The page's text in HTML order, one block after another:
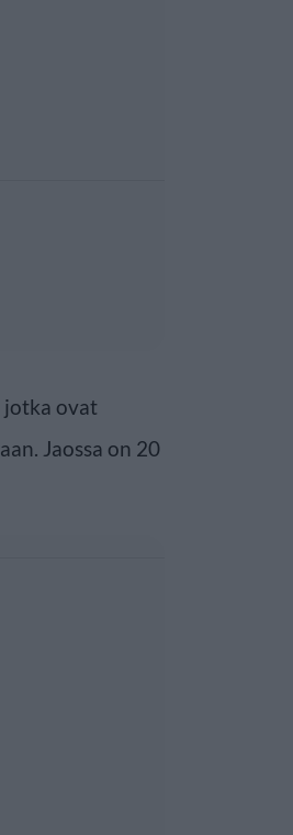
jotka ovat
Jaossa on 20